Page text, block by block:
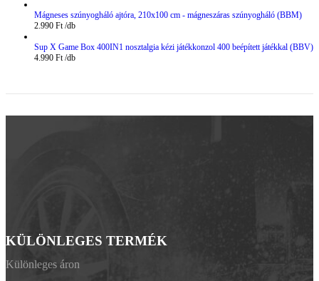
Mágneses szúnyogháló ajtóra, 210x100 cm - mágneszáras szúnyogháló (BBM)
2.990 Ft
Sup X Game Box 400IN1 nosztalgia kézi játékkonzol 400 beépített játékkal (BBV)
4.990 Ft
KÜLÖNLEGES TERMÉK
Különleges áron